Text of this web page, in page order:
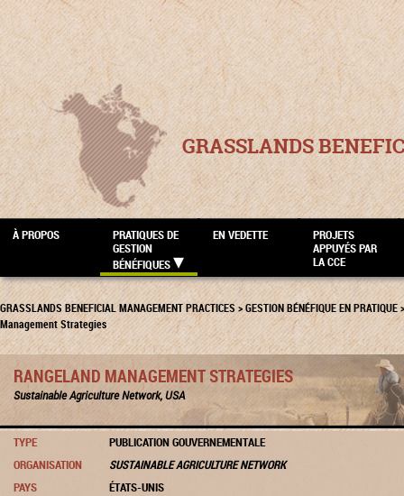
GRASSLANDS
À PROPOS
PRATIQUES DE
GESTION
BÉNÉFIQUES
EN VEDETTE
PROJETS
APPUYÉS PAR
LA CCE
GRASSLANDS BENEFICIAL MANAGEMENT PRACTICES>GESTION BÉNÉFIQUE EN PRATIQUE
Management Strategies
RANGELAND MANAGEMENT STRATEGIES
Sustainable Agriculture Network, USA
TYPE
PUBLICATION GOUVERNEMENTALE
ORGANISATION
SUSTAINABLE AGRICULTURE NETWORK
PAYS
ÉTATS-UNIS